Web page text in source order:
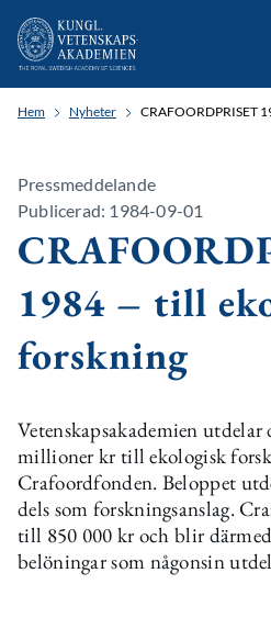
Hem Nyheter CRAFOORDPRISET
Pressmeddelande
Publicerad: 1984-09-01
1984 – till
forskning
Vetenskapsakademien
millioner kr till ekologisk
Crafoordfonden. Beloppet
dels som forskningsanslag.
till 850 000 kr och blir
belöningar som någonsin